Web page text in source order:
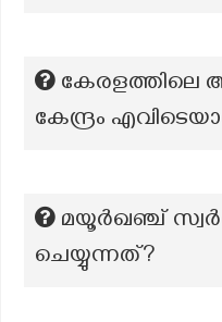
കേരളത്തിലെ
കേന്ദ്രം
മയൂർഖഞ്ച്
ചെയ്യുന്നത്?